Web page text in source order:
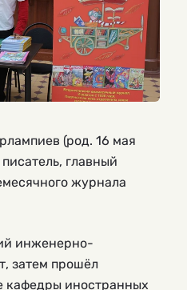
(род. 16 мая
главный
журнала
инженерно-
затем прошёл
кафедры иностранных